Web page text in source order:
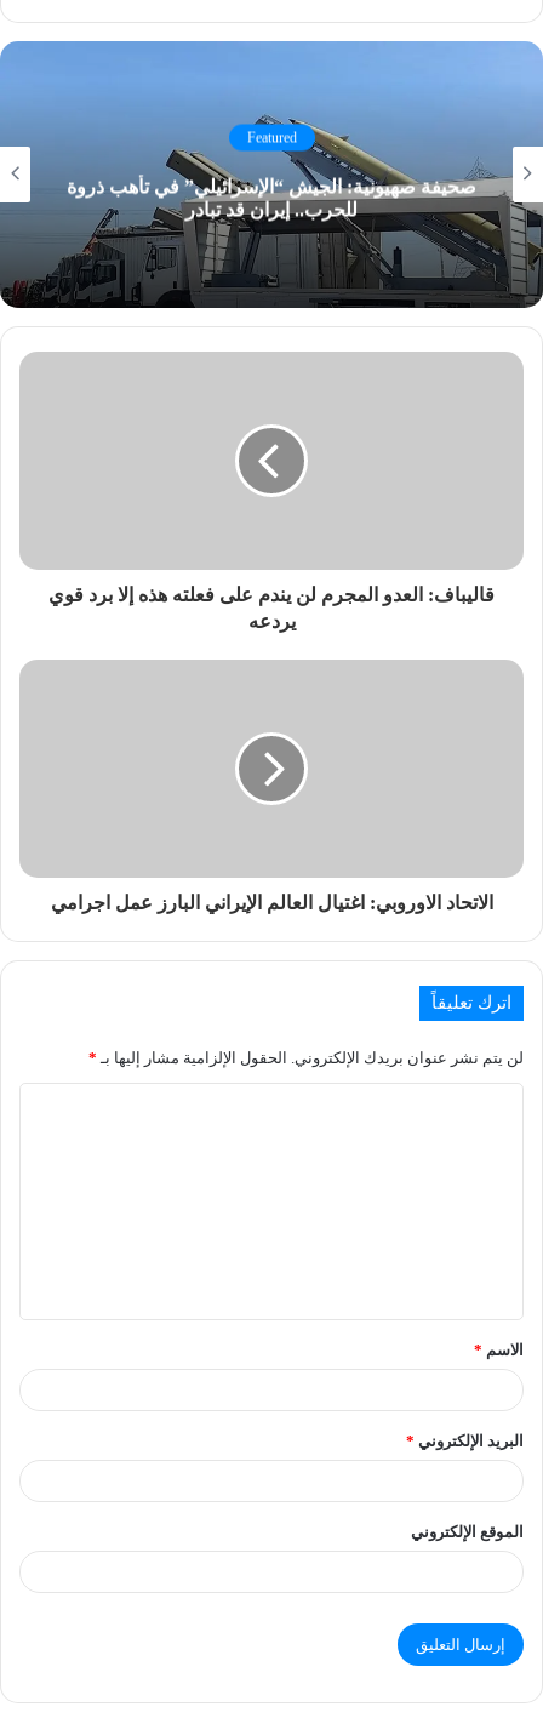
Featured
صحيفة صهيونية: الجيش “الإسرائيلي” في تأهب ذروة
للحرب.. إيران قد تبادر
قاليباف: العدو المجرم لن يندم على فعلته هذه إلا برد قوي
يردعه
الاتحاد الاوروبي: اغتيال العالم الإيراني البارز عمل اجرامي
اترك تعليقاً
لن يتم نشر عنوان بريدك الإلكتروني. الحقول الإلزامية مشار إليها بـ *
الاسم *
البريد الإلكتروني *
الموقع الإلكتروني